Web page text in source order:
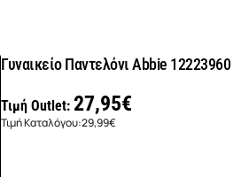
Γυναικείο Παντελόνι Abbie 12223960
Τιμή Outlet: 27,95€
Τιμή Καταλόγου:29,99€